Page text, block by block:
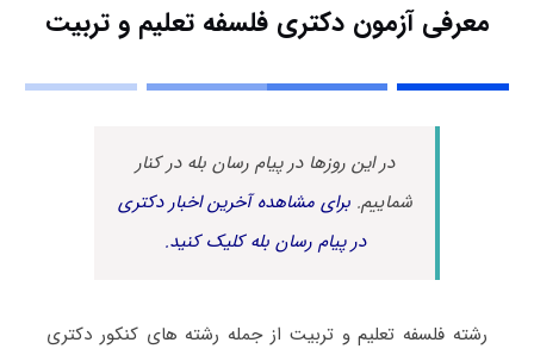
معرفی آزمون دکتری فلسفه تعلیم و تربیت
در این روزها در پیام رسان بله در کنار
شماییم.برای مشاهده آخرین اخبار دکتری
در پیام رسان بله کلیک کنید.
رشته فلسفه تعلیم و تربیت از جمله رشته های کنکور دکتری